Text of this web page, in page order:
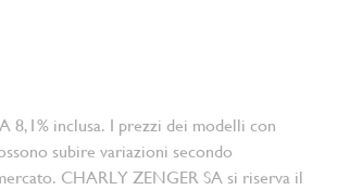
8,1% inclusa. I prezzi dei modelli con
subire variazioni secondo
CHARLY ZENGER SA si riserva il